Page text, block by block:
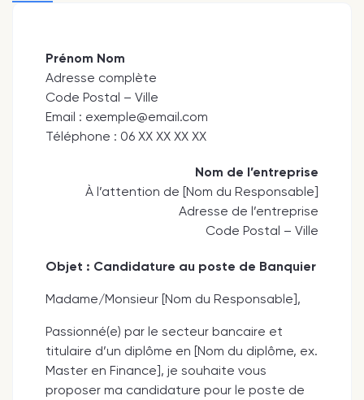
Prénom Nom
Adresse complète
Code Postal – Ville
Email : exemple@email.com
Téléphone : 06 XX XX XX XX
Nom de l’entreprise
À l’attention de [Nom du Responsable]
Adresse de l’entreprise
Code Postal – Ville
Objet : Candidature au poste de Banquier
Madame/Monsieur [Nom du Responsable],
Passionné(e) par le secteur bancaire et
titulaire d’un diplôme en [Nom du diplôme, ex.
Master en Finance], je souhaite vous
proposer ma candidature pour le poste de